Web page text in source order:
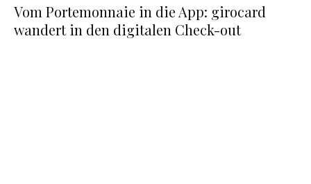
Vom Portemonnaie in die App: girocard
wandert in den digitalen Check-out